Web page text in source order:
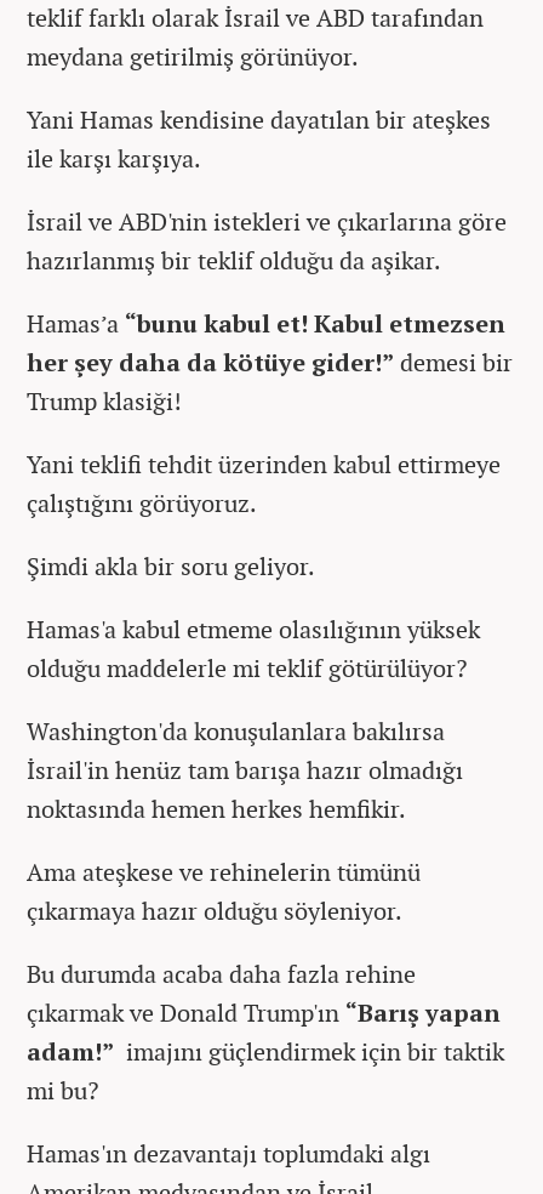
teklif farklı olarak İsrail ve ABD tarafından
meydana getirilmiş görünüyor.
Yani Hamas kendisine dayatılan bir ateşkes
ile karşı karşıya.
İsrail ve ABD'nin istekleri ve çıkarlarına göre
hazırlanmış bir teklif olduğu da aşikar.
Hamas’a “bunu kabul et! Kabul etmezsen
her şey daha da kötüye gider!” demesi bir
Trump klasiği!
Yani teklifi tehdit üzerinden kabul ettirmeye
çalıştığını görüyoruz.
Şimdi akla bir soru geliyor.
Hamas'a kabul etmeme olasılığının yüksek
olduğu maddelerle mi teklif götürülüyor?
Washington'da konuşulanlara bakılırsa
İsrail'in henüz tam barışa hazır olmadığı
noktasında hemen herkes hemfikir.
Ama ateşkese ve rehinelerin tümünü
çıkarmaya hazır olduğu söyleniyor.
Bu durumda acaba daha fazla rehine
çıkarmak ve Donald Trump'ın “Barış yapan
adam!” imajını güçlendirmek için bir taktik
mi bu?
Hamas'ın dezavantajı toplumdaki algı